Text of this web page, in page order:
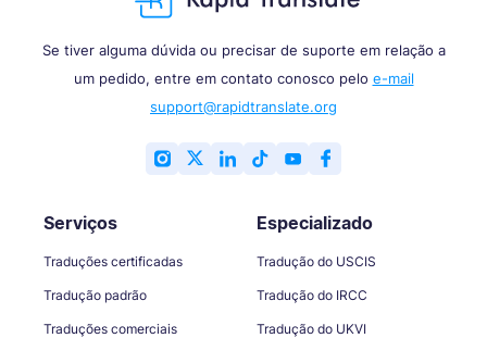
Se tiver alguma dúvida ou precisar de suporte em relação a
um pedido, entre em contato conosco pelo e-mail
support@rapidtranslate.org
Serviços
Traduções certificadas
Tradução padrão
Traduções comerciais
Especializado
Tradução do USCIS
Tradução do IRCC
Tradução do UKVI